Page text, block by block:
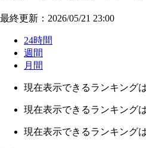
最終更新：2026/05/21 23:00
24時間
週間
月間
現在表示できるランキング
現在表示できるランキング
現在表示できるランキング